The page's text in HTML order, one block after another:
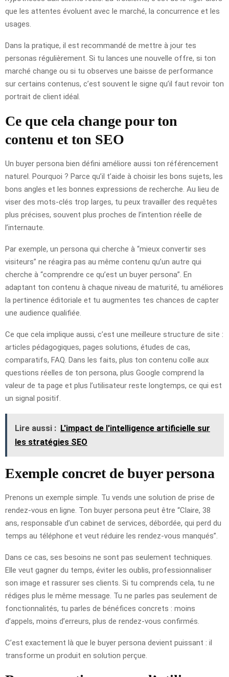
que les attentes évoluent avec le marché, la concurrence et les
usages.
Dans la pratique, il est recommandé de mettre à jour tes
personas régulièrement. Si tu lances une nouvelle offre, si ton
marché change ou si tu observes une baisse de performance
sur certains contenus, c’est souvent le signe qu’il faut revoir ton
portrait de client idéal.
Ce que cela change pour ton
contenu et ton SEO
Un buyer persona bien défini améliore aussi ton référencement
naturel. Pourquoi ? Parce qu’il t’aide à choisir les bons sujets, les
bons angles et les bonnes expressions de recherche. Au lieu de
viser des mots-clés trop larges, tu peux travailler des requêtes
plus précises, souvent plus proches de l’intention réelle de
l’internaute.
Par exemple, un persona qui cherche à “mieux convertir ses
visiteurs” ne réagira pas au même contenu qu’un autre qui
cherche à “comprendre ce qu’est un buyer persona”. En
adaptant ton contenu à chaque niveau de maturité, tu améliores
la pertinence éditoriale et tu augmentes tes chances de capter
une audience qualifiée.
Ce que cela implique aussi, c’est une meilleure structure de site :
articles pédagogiques, pages solutions, études de cas,
comparatifs, FAQ. Dans les faits, plus ton contenu colle aux
questions réelles de ton persona, plus Google comprend la
valeur de ta page et plus l’utilisateur reste longtemps, ce qui est
un signal positif.
Lire aussi : L'impact de l'intelligence artificielle sur
les stratégies SEO
Exemple concret de buyer persona
Prenons un exemple simple. Tu vends une solution de prise de
rendez-vous en ligne. Ton buyer persona peut être “Claire, 38
ans, responsable d’un cabinet de services, débordée, qui perd du
temps au téléphone et veut réduire les rendez-vous manqués”.
Dans ce cas, ses besoins ne sont pas seulement techniques.
Elle veut gagner du temps, éviter les oublis, professionnaliser
son image et rassurer ses clients. Si tu comprends cela, tu ne
rédiges plus le même message. Tu ne parles pas seulement de
fonctionnalités, tu parles de bénéfices concrets : moins
d’appels, moins d’erreurs, plus de rendez-vous confirmés.
C’est exactement là que le buyer persona devient puissant : il
transforme un produit en solution perçue.